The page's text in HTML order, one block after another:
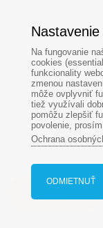
Compass
Na fungovanie
cookies
funkcionality
zmenou
môže ovplyvniť
tiež využívali
pomôžu zlepšiť
povolenie,
Ochrana
ODMIETNUŤ